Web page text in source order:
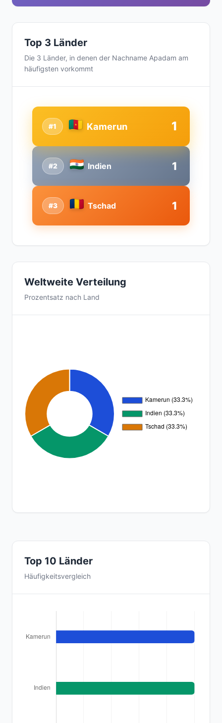
Top 3 Länder
Die 3 Länder, in denen der Nachname Apadam am
häufigsten vorkommt
#2 Indien 1
#1 Kamerun 1
#3 Tschad 1
Weltweite Verteilung
Prozentsatz nach Land
Top 10 Länder
Häufigkeitsvergleich